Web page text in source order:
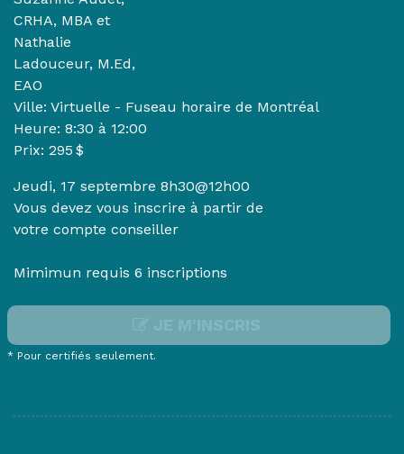
CRHA, MBA et
Nathalie
Ladouceur, M.Ed,
EAO
Ville: Virtuelle - Fuseau horaire de Montréal
Heure: 8:30 à 12:00
Prix: 295 $
Jeudi, 17 septembre 8h30@12h00
Vous devez vous inscrire à partir de
votre compte conseiller
Mimimun requis 6 inscriptions
* Pour certifiés seulement.